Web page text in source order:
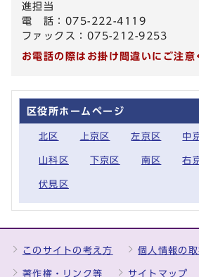
進担当
電 話：075-222-4119
ファックス：075-212-9253
お電話の際はお掛け間違いにご注意
区役所ホームページ
北区 上京区 左京区 中
山科区 下京区 南区 右
伏見区
このサイトの考え方 個人情報の取
著作権・リンク等 サイトマップ